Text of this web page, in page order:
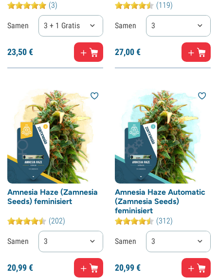
(3)
Samen 3 + 1 Gratis
23,50€
(119)
Samen 3
27,00€
Amnesia Haze (Zamnesia
Seeds) feminisiert
(202)
Samen 3
20,99€
Amnesia Haze Automatic
(Zamnesia Seeds)
feminisiert
(312)
Samen 3
20,99€